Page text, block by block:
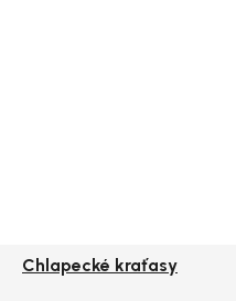
Chlapecké kraťasy